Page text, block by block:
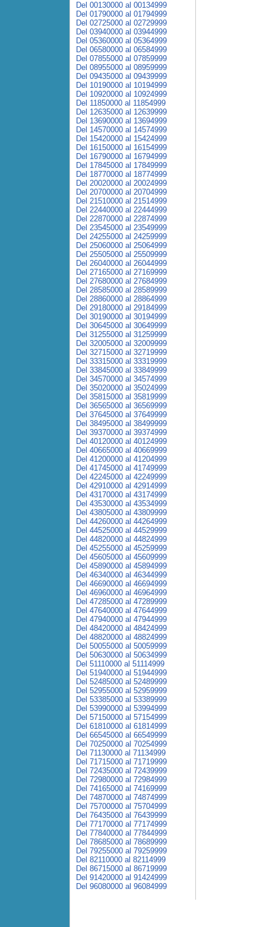
Del 00130000 al 00134999
Del 01790000 al 01794999
Del 02725000 al 02729999
Del 03940000 al 03944999
Del 05360000 al 05364999
Del 06580000 al 06584999
Del 07855000 al 07859999
Del 08955000 al 08959999
Del 09435000 al 09439999
Del 10190000 al 10194999
Del 10920000 al 10924999
Del 11850000 al 11854999
Del 12635000 al 12639999
Del 13690000 al 13694999
Del 14570000 al 14574999
Del 15420000 al 15424999
Del 16150000 al 16154999
Del 16790000 al 16794999
Del 17845000 al 17849999
Del 18770000 al 18774999
Del 20020000 al 20024999
Del 20700000 al 20704999
Del 21510000 al 21514999
Del 22440000 al 22444999
Del 22870000 al 22874999
Del 23545000 al 23549999
Del 24255000 al 24259999
Del 25060000 al 25064999
Del 25505000 al 25509999
Del 26040000 al 26044999
Del 27165000 al 27169999
Del 27680000 al 27684999
Del 28585000 al 28589999
Del 28860000 al 28864999
Del 29180000 al 29184999
Del 30190000 al 30194999
Del 30645000 al 30649999
Del 31255000 al 31259999
Del 32005000 al 32009999
Del 32715000 al 32719999
Del 33315000 al 33319999
Del 33845000 al 33849999
Del 34570000 al 34574999
Del 35020000 al 35024999
Del 35815000 al 35819999
Del 36565000 al 36569999
Del 37645000 al 37649999
Del 38495000 al 38499999
Del 39370000 al 39374999
Del 40120000 al 40124999
Del 40665000 al 40669999
Del 41200000 al 41204999
Del 41745000 al 41749999
Del 42245000 al 42249999
Del 42910000 al 42914999
Del 43170000 al 43174999
Del 43530000 al 43534999
Del 43805000 al 43809999
Del 44260000 al 44264999
Del 44525000 al 44529999
Del 44820000 al 44824999
Del 45255000 al 45259999
Del 45605000 al 45609999
Del 45890000 al 45894999
Del 46340000 al 46344999
Del 46690000 al 46694999
Del 46960000 al 46964999
Del 47285000 al 47289999
Del 47640000 al 47644999
Del 47940000 al 47944999
Del 48420000 al 48424999
Del 48820000 al 48824999
Del 50055000 al 50059999
Del 50630000 al 50634999
Del 51110000 al 51114999
Del 51940000 al 51944999
Del 52485000 al 52489999
Del 52955000 al 52959999
Del 53385000 al 53389999
Del 53990000 al 53994999
Del 57150000 al 57154999
Del 61810000 al 61814999
Del 66545000 al 66549999
Del 70250000 al 70254999
Del 71130000 al 71134999
Del 71715000 al 71719999
Del 72435000 al 72439999
Del 72980000 al 72984999
Del 74165000 al 74169999
Del 74870000 al 74874999
Del 75700000 al 75704999
Del 76435000 al 76439999
Del 77170000 al 77174999
Del 77840000 al 77844999
Del 78685000 al 78689999
Del 79255000 al 79259999
Del 82110000 al 82114999
Del 86715000 al 86719999
Del 91420000 al 91424999
Del 96080000 al 96084999